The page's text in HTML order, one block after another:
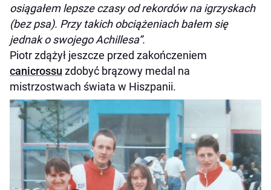
osiągałem lepsze czasy od rekordów na igrzyskach
(bez psa). Przy takich obciążeniach bałem się
jednak o swojego Achillesa”.
Piotr zdążył jeszcze przed zakończeniem
canicrossu zdobyć brązowy medal na
mistrzostwach świata w Hiszpanii.